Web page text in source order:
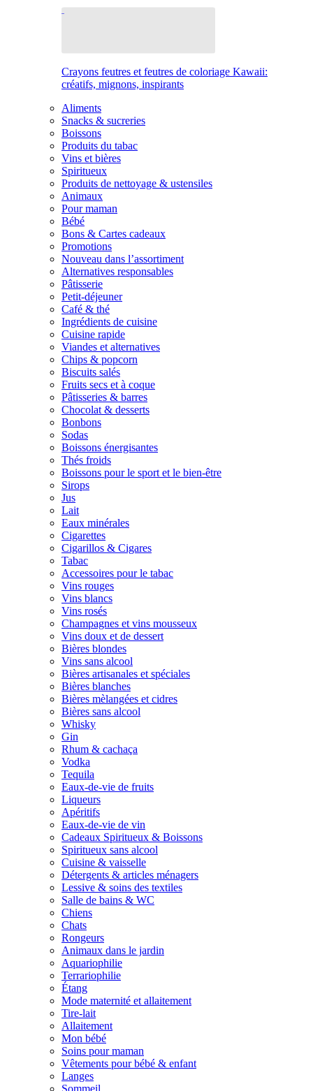
Crayons feutres et feutres de coloriage Kawaii:
créatifs, mignons, inspirants
Aliments
Snacks & sucreries
Boissons
Produits du tabac
Vins et bières
Spiritueux
Produits de nettoyage & ustensiles
Animaux
Pour maman
Bébé
Bons & Cartes cadeaux
Promotions
Nouveau dans l’assortiment
Alternatives responsables
Pâtisserie
Petit-déjeuner
Café & thé
Ingrédients de cuisine
Cuisine rapide
Viandes et alternatives
Chips & popcorn
Biscuits salés
Fruits secs et à coque
Pâtisseries & barres
Chocolat & desserts
Bonbons
Sodas
Boissons énergisantes
Thés froids
Boissons pour le sport et le bien-être
Sirops
Jus
Lait
Eaux minérales
Cigarettes
Cigarillos & Cigares
Tabac
Accessoires pour le tabac
Vins rouges
Vins blancs
Vins rosés
Champagnes et vins mousseux
Vins doux et de dessert
Bières blondes
Vins sans alcool
Bières artisanales et spéciales
Bières blanches
Bières mèlangées et cidres
Bières sans alcool
Whisky
Gin
Rhum & cachaça
Vodka
Tequila
Eaux-de-vie de fruits
Liqueurs
Apéritifs
Eaux-de-vie de vin
Cadeaux Spiritueux & Boissons
Spiritueux sans alcool
Cuisine & vaisselle
Détergents & articles ménagers
Lessive & soins des textiles
Salle de bains & WC
Chiens
Chats
Rongeurs
Animaux dans le jardin
Aquariophilie
Terrariophilie
Étang
Mode maternité et allaitement
Tire-lait
Allaitement
Mon bébé
Soins pour maman
Vêtements pour bébé & enfant
Langes
Sommeil